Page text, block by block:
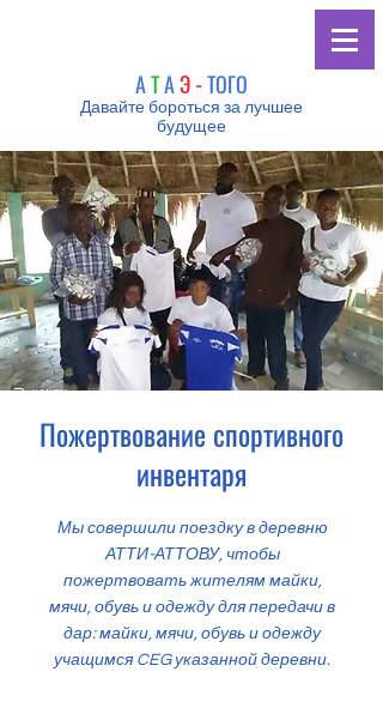
АТАЭ -ТОГО
Давайте бороться за лучшее
будущее
Пожертвование спортивного
инвентаря
Мы совершили поездку в деревню
АТТИ-АТТОВУ, чтобы
пожертвовать жителям майки,
мячи, обувь и одежду для передачи в
дар: майки, мячи, обувь и одежду
учащимся CEG указанной деревни.